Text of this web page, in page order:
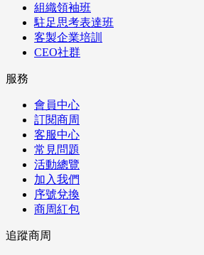
組織領袖班
駐足思考表達班
客製企業培訓
CEO社群
服務
會員中心
訂閱商周
客服中心
常見問題
活動總覽
加入我們
序號兌換
商周紅包
追蹤商周